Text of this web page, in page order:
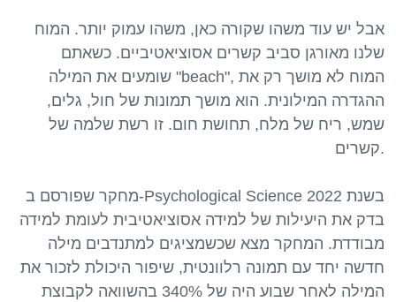
אבל יש עוד משהו שקורה כאן, משהו עמוק יותר. המוח
שלנו מאורגן סביב קשרים אסוציאטיביים. כשאתם
שומעים את המילה "beach", המוח לא מושך רק את
ההגדרה המילונית. הוא מושך תמונות של חול, גלים,
שמש, ריח של מלח, תחושת חום. זו רשת שלמה של
קשרים.
מחקר שפורסם ב-Psychological Science בשנת 2022
בדק את היעילות של למידה אסוציאטיבית לעומת למידה
מבודדת. המחקר מצא שכשמציגים למתנדבים מילה
חדשה יחד עם תמונה רלוונטית, שיפור היכולת לזכור את
המילה לאחר שבוע היה של 340% בהשוואה לקבוצת